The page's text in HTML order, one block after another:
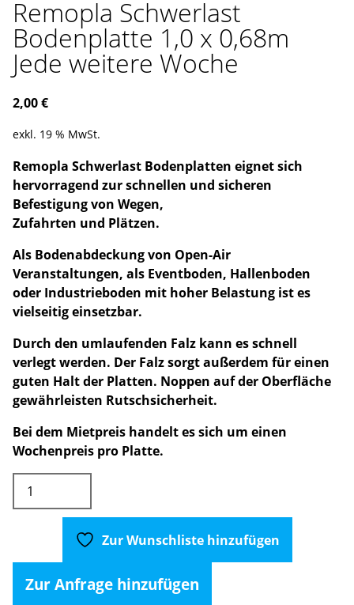
Remopla Schwerlast
Bodenplatte 1,0 x 0,68m
Jede weitere Woche
2,00€
exkl. 19 % MwSt.
Remopla Schwerlast Bodenplatten eignet sich
hervorragend zur schnellen und sicheren
Befestigung von Wegen,
Zufahrten und Plätzen.
Als Bodenabdeckung von Open-Air
Veranstaltungen, als Eventboden, Hallenboden
oder Industrieboden mit hoher Belastung ist es
vielseitig einsetzbar.
Durch den umlaufenden Falz kann es schnell
verlegt werden. Der Falz sorgt außerdem für einen
guten Halt der Platten. Noppen auf der Oberfläche
gewährleisten Rutschsicherheit.
Bei dem Mietpreis handelt es sich um einen
Wochenpreis pro Platte.
Schwerlast
Bodenplatte
0,68m
Jede
Zur Wunschliste hinzufügen
Zur Anfrage hinzufügen